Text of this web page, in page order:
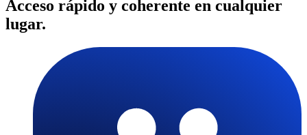
Acceso rápido y coherente en cualquier
lugar.